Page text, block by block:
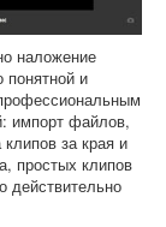
наложение
и
импорт файлов,
за края и
простых клипов
действительно